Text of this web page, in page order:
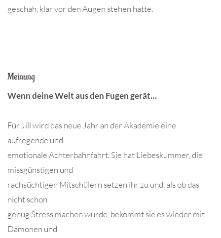
geschah, klar vor den Augen stehen hatte.
Meinung
Wenn deine Welt aus den Fugen gerät…
Für Jill wird das neue Jahr an der Akademie eine
aufregende und
emotionale Achterbahnfahrt. Sie hat Liebeskummer, die
missgünstigen und
rachsüchtigen Mitschülern setzen ihr zu und, als ob das
nicht schon
genug Stress machen würde, bekommt sie es wieder mit
Dämonen und